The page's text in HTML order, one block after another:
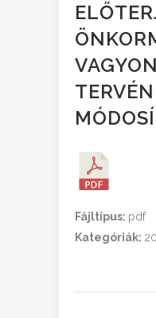
Fájltípus: pdf
Kategóriák: